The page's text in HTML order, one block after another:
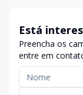
Está
Preencha os
entre em